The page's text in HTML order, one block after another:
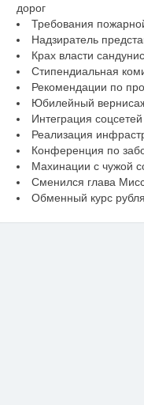
дорог
Требования
Надзиратель
Крах власти
Стипендиальная
Рекомендации по
Юбилейный
Интеграция соцсетей
Реализация
Конференция по
Махинации с чужой
Сменился глава
Обменный курс